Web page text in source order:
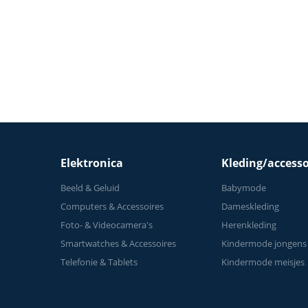
Elektronica
Beeld & Geluid
Computers & Accessoires
Foto- & Videocamera's
Smartwatches & Accessoires
Telefonie & Tablets
Kleding/
Babymode
Dameskleding
Herenkleding
Kindermode jongens
Kindermode meisjes